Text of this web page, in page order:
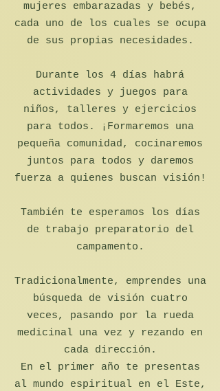
mujeres embarazadas y bebés,
cada uno de los cuales se ocupa
de sus propias necesidades.
Durante los 4 días habrá
actividades y juegos para
niños, talleres y ejercicios
para todos. ¡Formaremos una
pequeña comunidad, cocinaremos
juntos para todos y daremos
fuerza a quienes buscan visión!
También te esperamos los días
de trabajo preparatorio del
campamento.
Tradicionalmente, emprendes una
búsqueda de visión cuatro
veces, pasando por la rueda
medicinal una vez y rezando en
cada dirección.
En el primer año te presentas
al mundo espiritual en el Este,